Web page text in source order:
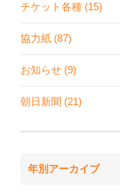
チケット各種 (15)
協力紙 (87)
お知らせ (9)
朝日新聞 (21)
年別アーカイブ